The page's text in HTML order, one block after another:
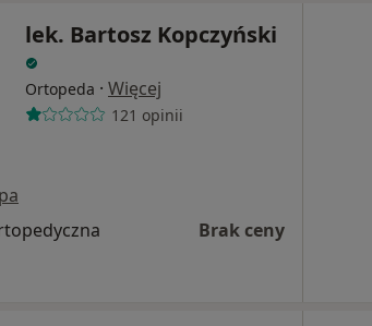
lek. Bartosz Kopczyński
Ortopeda · Więcej
121 opinii
Brak ceny